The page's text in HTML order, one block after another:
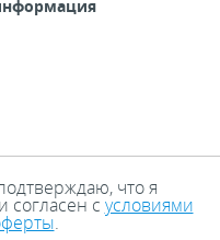
что я
согласен с условиями
.